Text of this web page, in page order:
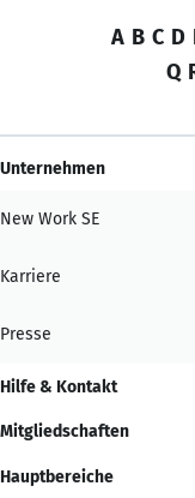
A B C D
Q
Unternehmen
New Work SE
Karriere
Presse
Hilfe & Kontakt
Mitgliedschaften
Hauptbereiche